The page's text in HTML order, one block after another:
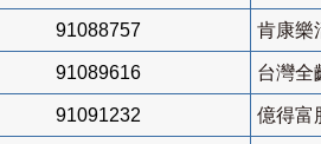
91088757 肯康樂
91089616 台灣全
91091232 億得富